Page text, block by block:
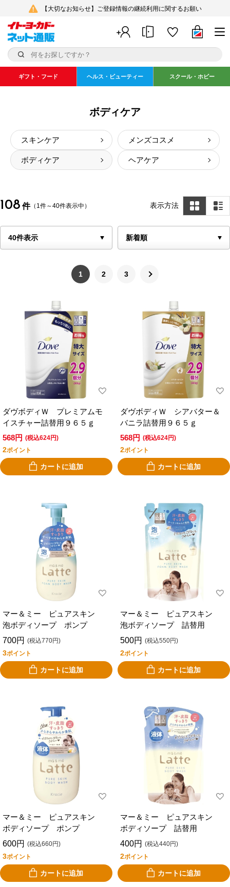
【大切なお知らせ】ご登録情報の継続利用に関するお願い
ギフト・フード ヘルス・ビューティー スクール・ホビー
ボディケア
スキンケア メンズコスメ
ボディケア ヘアケア
108 件（1件～40件表示中） 表示方法
1 2 3
ダヴボディＷ プレミアムモ
イスチャー詰替用９６５ｇ
568円 (税込624円)
2ポイント
カートに追加
ダヴボディＷ シアバター＆
バニラ詰替用９６５ｇ
568円 (税込624円)
2ポイント
カートに追加
マー＆ミー ピュアスキン
泡ボディソープ ポンプ
700円 (税込770円)
3ポイント
カートに追加
マー＆ミー ピュアスキン
泡ボディソープ 詰替用
500円 (税込550円)
2ポイント
カートに追加
マー＆ミー ピュアスキン
ボディソープ ポンプ
600円 (税込660円)
3ポイント
カートに追加
マー＆ミー ピュアスキン
ボディソープ 詰替用
400円 (税込440円)
2ポイント
カートに追加